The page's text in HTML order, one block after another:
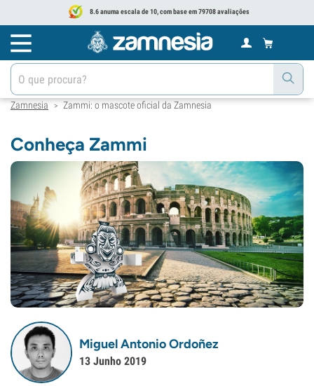
8.6 anuma escala de 10, com base em 79708 avaliações
Zamnesia > Zammi: o mascote oficial da Zamnesia
Conheça Zammi
Miguel Antonio Ordoñez
13 Junho 2019